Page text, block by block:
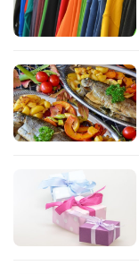
页
小
本
创
业